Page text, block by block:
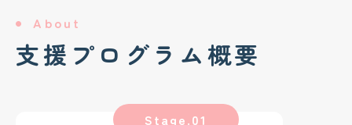
About
支援プログラム概要